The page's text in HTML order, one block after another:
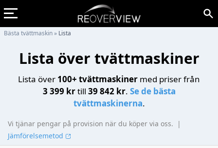
Bästa tvättmaskin» Lista
Lista över tvättmaskiner
Lista över 100+ tvättmaskiner med priser från
3 399 krtill 39 842 kr. Se de bästa
tvättmaskinerna.
Vi tjänar pengar på provision när du köper via oss.
|
Jämförelsemetod